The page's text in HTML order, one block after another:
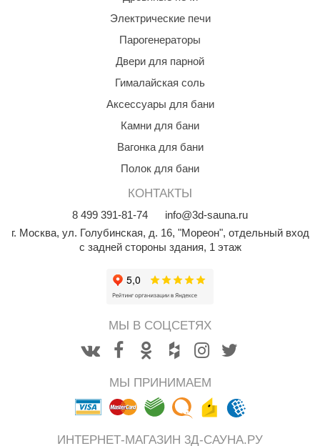
Электрические печи
Парогенераторы
Двери для парной
Гималайская соль
Аксессуары для бани
Камни для бани
Вагонка для бани
Полок для бани
КОНТАКТЫ
8 499 391-81-74
info@3d-sauna.ru
г. Москва, ул. Голубинская, д. 16, "Мореон", отдельный вход
с задней стороны здания, 1 этаж
МЫ В СОЦСЕТЯХ
МЫ ПРИНИМАЕМ
ИНТЕРНЕТ-МАГАЗИН 3Д-САУНА.РУ